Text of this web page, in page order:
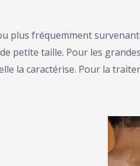
plus fréquemment
petite taille. Pour les
la caractérise. Pour la